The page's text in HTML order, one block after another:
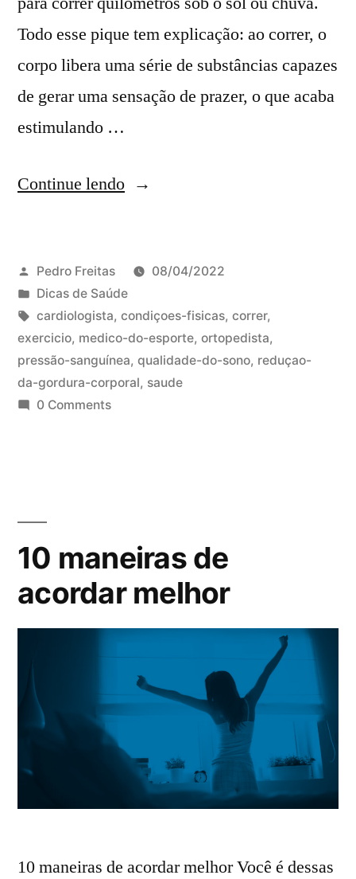
Todo esse pique tem explicação: ao correr, o
corpo libera uma série de substâncias capazes
de gerar uma sensação de prazer, o que acaba
estimulando …
Continue lendo
Pedro Freitas
08/04/2022
Dicas de Saúde
cardiologista, condiçoes-fisicas, correr,
exercicio, medico-do-esporte, ortopedista,
pressão-sanguínea, qualidade-do-sono, reduçao-
da-gordura-corporal, saude
0 Comments
10 maneiras de
acordar melhor
10 maneiras de acordar melhor Você é dessas